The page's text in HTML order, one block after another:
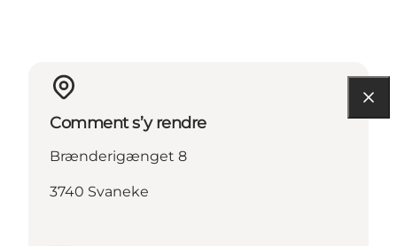
Comment s’y rendre
Brænderigænget 8
3740 Svaneke